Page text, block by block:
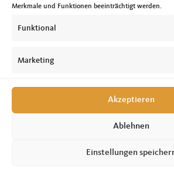
Merkmale und Funktionen beeinträchtigt werden.
Funktional
Marketing
Akzeptieren
Ablehnen
Einstellungen
Weitere Termine waren unter anderem eine
und der monatliche Stammtisch der Jungen Union
landtag
Copyright © 2026 Tobias Krull, MdL //Impressum|